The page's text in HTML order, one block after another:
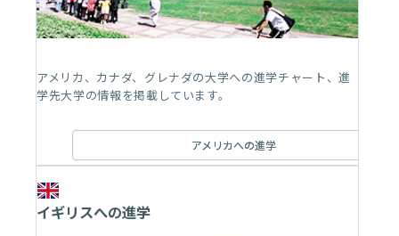
アメリカ、カナダ、グレナダの大学への進学チャート、進
学先大学の情報を掲載しています。
アメリカへの進学
イギリスへの進学